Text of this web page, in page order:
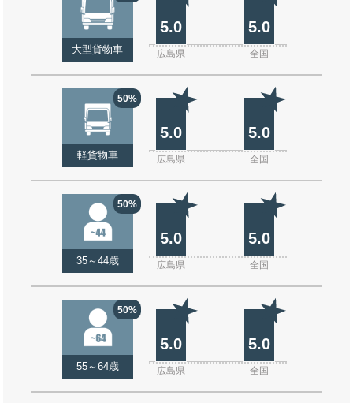
大型貨物車
5.0 5.0
広島県 全国
50%
軽貨物車
5.0 5.0
広島県 全国
50%
35～44歳
5.0 5.0
広島県 全国
50%
55～64歳
5.0 5.0
広島県 全国